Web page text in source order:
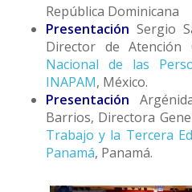
República Dominicana
Presentación Sergio
Director de Atención
Nacional de las
INAPAM, México.
Presentación
Barrios, Directora
Trabajo y la Tercera
Panamá, Panamá.